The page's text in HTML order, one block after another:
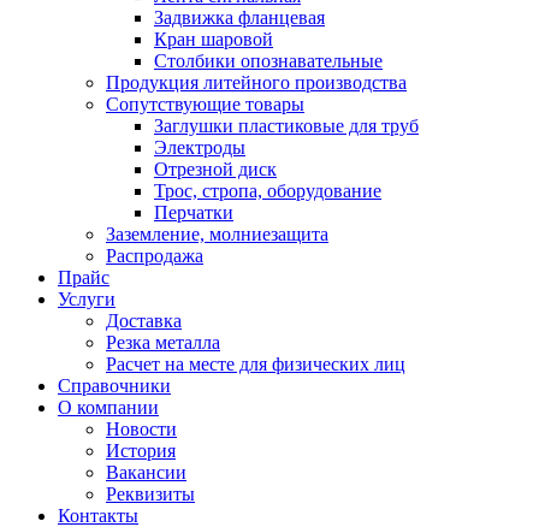
Задвижка фланцевая
Кран шаровой
Столбики опознавательные
Продукция литейного производства
Сопутствующие товары
Заглушки пластиковые для труб
Электроды
Отрезной диск
Трос, стропа, оборудование
Перчатки
Заземление, молниезащита
Распродажа
Прайс
Услуги
Доставка
Резка металла
Расчет на месте для физических лиц
Справочники
О компании
Новости
История
Вакансии
Реквизиты
Контакты